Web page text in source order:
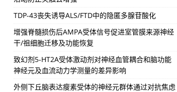
TDP-43丧失诱导ALS/FTD中的隐匿多腺苷酸化
增强脊髓损伤后AMPA受体信号促进室管膜来源神经
干/祖细胞迁移及功能恢复
致幻剂5-HT2A受体激动剂对神经血管耦合和脑功能
神经元及血流动力学测量的差异影响
外侧下丘脑表达瘦素受体的神经元群体通过对抗焦虑